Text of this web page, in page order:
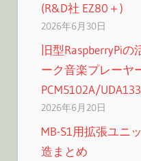
(R&D社 EZ80＋)
2026年6月30日
旧型RaspberryPi
ーク音楽プレーヤ
PCM5102A/
2026年6月20日
MB-S1用拡張ユニ
造まとめ